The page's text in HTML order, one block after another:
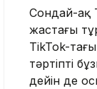
Сондай-ақ
жастағы
TikTok-
тәртіпті
дейін де